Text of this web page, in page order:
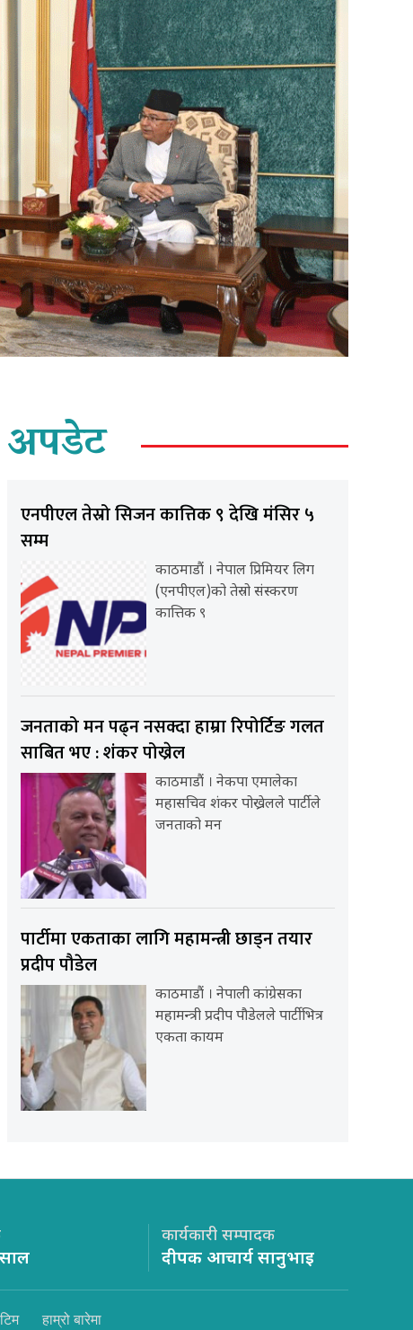
अपडेट
एनपीएल तेस्रो सिजन कात्तिक ९ देखि मंसिर ५
सम्म
काठमाडौं । नेपाल प्रिमियर लिग
(एनपीएल)को तेस्रो संस्करण
कात्तिक ९
जनताको मन पढ्न नसक्दा हाम्रा रिपोर्टिङ गलत
साबित भए : शंकर पोख्रेल
काठमाडौं । नेकपा एमालेका
महासचिव शंकर पोख्रेलले पार्टीले
जनताको मन
पार्टीमा एकताका लागि महामन्त्री छाड्न तयार
प्रदीप पौडेल
काठमाडौं । नेपाली कांग्रेसका
महामन्त्री प्रदीप पौडेलले पार्टीभित्र
एकता कायम
कार्यकारी सम्पादक
दीपक आचार्य सानुभाइ
हाम्रो बारेमा